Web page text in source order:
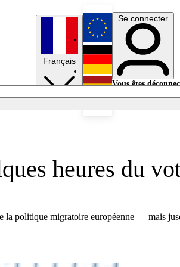
Français
English
Deutsch
Se connecter
Vous êtes
heures du
politique migratoire européenne — mais